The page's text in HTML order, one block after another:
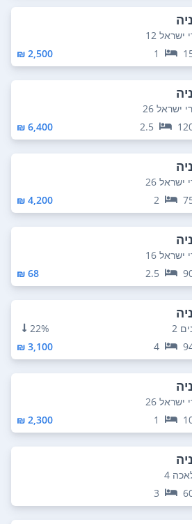
ישראל 12
1
2,500 ₪
ישראל 26
2.5
6,400 ₪
ישראל 26
2
4,200 ₪
ישראל 16
2.5
68 ₪
2
22%
4
3,100 ₪
ישראל 26
1
2,300 ₪
4
3